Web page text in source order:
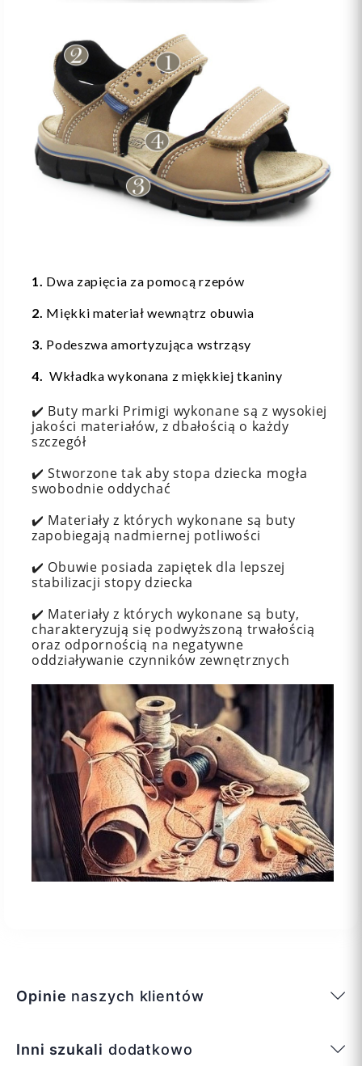
1. Dwa zapięcia za pomocą rzepów
2. Miękki materiał wewnątrz obuwia
3. Podeszwa amortyzująca wstrząsy
4. Wkładka wykonana z miękkiej tkaniny
✔️ Buty marki Primigi wykonane są z wysokiej
jakości materiałów, z dbałością o każdy
szczegół
✔️ Stworzone tak aby stopa dziecka mogła
swobodnie oddychać
✔️ Materiały z których wykonane są buty
zapobiegają nadmiernej potliwości
✔️ Obuwie posiada zapiętek dla lepszej
stabilizacji stopy dziecka
✔️ Materiały z których wykonane są buty,
charakteryzują się podwyższoną trwałością
oraz odpornością na negatywne
oddziaływanie czynników zewnętrznych
Opinie naszych klientów
Inni szukali dodatkowo